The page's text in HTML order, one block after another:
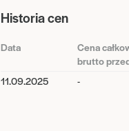
Historia cen
Data
Cena
brutto
11.09.2025
-